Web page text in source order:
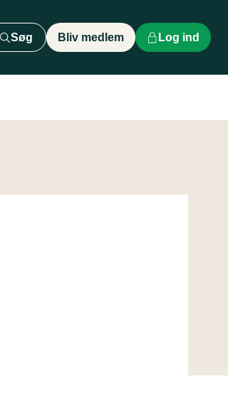
Søg Bliv medlem Log ind